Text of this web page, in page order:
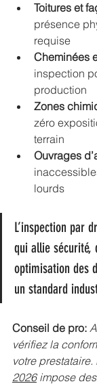
Toitures et
présence
requise
Cheminées
inspection
production
Zones
zéro
terrain
Ouvrages
lourds
L’inspection par
qui allie sécurité,
optimisation des
un standard
Conseil de pro:
vérifiez la
votre prestataire.
2026 impose